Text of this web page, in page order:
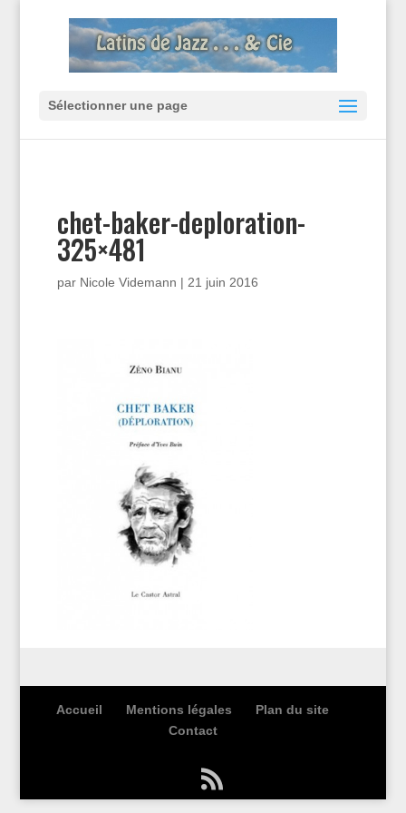
Sélectionner une page
chet-baker-deploration-
325×481
par Nicole Videmann | 21 juin 2016
Accueil Mentions légales
Plan du site
Contact